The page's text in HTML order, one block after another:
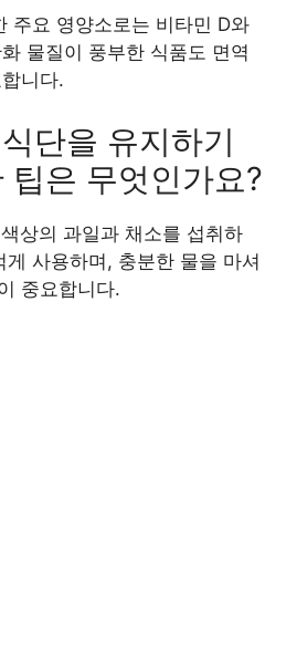
주요 영양소로는 비타민 D와
물질이 풍부한 식품도 면역
니다.
단을 유지하기
팁은 무엇인가요?
상의 과일과 채소를 섭취하
게 사용하며, 충분한 물을 마셔
중요합니다.